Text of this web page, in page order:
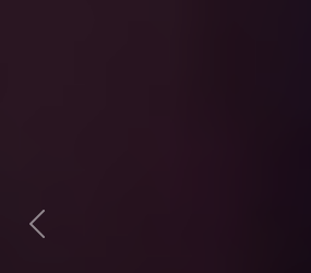
Previous